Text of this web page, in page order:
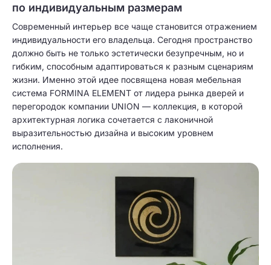
по индивидуальным размерам
Современный интерьер все чаще становится отражением
индивидуальности его владельца. Сегодня пространство
должно быть не только эстетически безупречным, но и
гибким, способным адаптироваться к разным сценариям
жизни. Именно этой идее посвящена новая мебельная
система FORMINA ELEMENT от лидера рынка дверей и
перегородок компании UNION — коллекция, в которой
архитектурная логика сочетается с лаконичной
выразительностью дизайна и высоким уровнем
исполнения.